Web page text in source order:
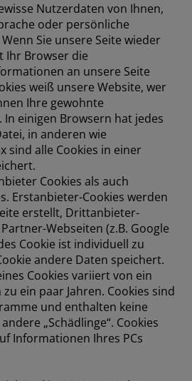
Nutzerdaten von Ihnen,
oder persönliche
Sie unsere Seite wieder
Browser die
an unsere Seite
weiß unsere Website, wer
Ihre gewohnte
einigen Browsern hat jedes
in anderen wie
sind alle Cookies in einer
Cookies als auch
Erstanbieter-Cookies werden
erstellt, Drittanbieter-
Webseiten (z.B. Google
Cookie ist individuell zu
andere Daten speichert.
Cookies variiert von ein
ein paar Jahren. Cookies sind
und enthalten keine
„Schädlinge“. Cookies
Informationen Ihres PCs